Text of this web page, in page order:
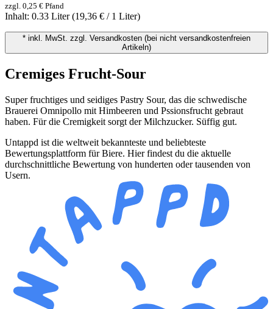
zzgl. 0,25 € Pfand
Inhalt: 0.33 Liter(19,36 € / 1 Liter)
* inkl. MwSt. zzgl. Versandkosten (bei nicht versandkostenfreien
Artikeln)
Cremiges Frucht-Sour
Super fruchtiges und seidiges Pastry Sour, das die schwedische
Brauerei Omnipollo mit Himbeeren und Pssionsfrucht gebraut
haben. Für die Cremigkeit sorgt der Milchzucker. Süffig gut.
Untappd ist die weltweit bekannteste und beliebteste
Bewertungsplattform für Biere. Hier findest du die aktuelle
durchschnittliche Bewertung von hunderten oder tausenden von
Usern.